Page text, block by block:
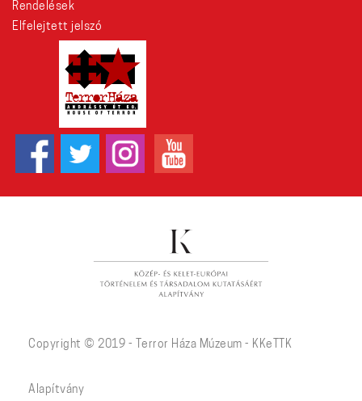
Rendelések
Elfelejtett jelszó
Copyright © 2019 - Terror Háza Múzeum - KKeTTK
Alapítvány